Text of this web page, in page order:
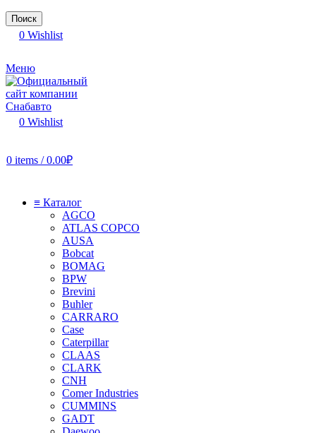
Поиск
0 Wishlist
Меню
0 Wishlist
0 items / 0.00₽
≡ Каталог
AGCO
ATLAS COPCO
AUSA
Bobcat
BOMAG
BPW
Brevini
Buhler
CARRARO
Case
Caterpillar
CLAAS
CLARK
CNH
Comer Industries
CUMMINS
GADT